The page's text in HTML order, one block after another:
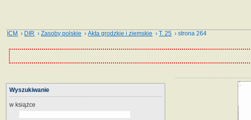
ICM › DIR ›Zasoby polskie ›Akta grodzkie i ziemskie ›T. 25 › strona 264
Wyszukiwanie
w książce